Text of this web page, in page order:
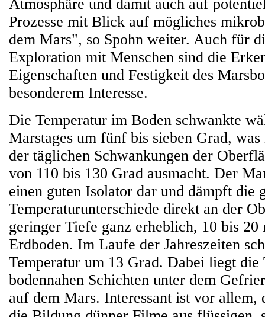
Atmosphäre und damit auch auf
Prozesse mit Blick auf mögliches
dem Mars", so Spohn weiter. Auch für
Exploration mit Menschen sind die
Eigenschaften und Festigkeit des
besonderem Interesse.
Die Temperatur im Boden schwankte
Marstages um fünf bis sieben Grad,
der täglichen Schwankungen der
von 110 bis 130 Grad ausmacht. Der
einen guten Isolator dar und dämpft die
Temperaturunterschiede direkt an der
geringer Tiefe ganz erheblich, 10 bis 20
Erdboden. Im Laufe der Jahreszeiten
Temperatur um 13 Grad. Dabei liegt die
bodennahen Schichten unter dem
auf dem Mars. Interessant ist vor allem,